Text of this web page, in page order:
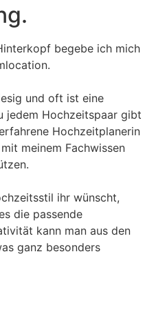
begebe ich mich
und oft ist eine
jedem Hochzeitspaar gibt
Hochzeitplanerin
meinem Fachwissen
ihr wünscht,
die passende
kann man aus den
ganz besonders